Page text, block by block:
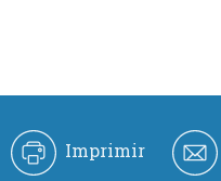
Imprimir